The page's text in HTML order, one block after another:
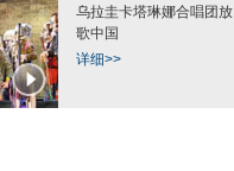
乌拉圭卡塔琳娜合唱团放
歌中国
详细>>